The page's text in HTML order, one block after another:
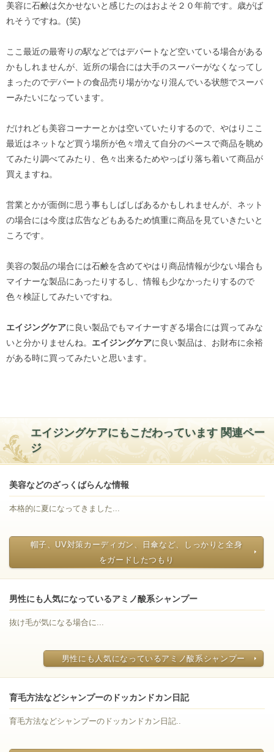
美容に石鹸は欠かせないと感じたのはおよそ２０年前です。歳がば
れそうですね。(笑)
ここ最近の最寄りの駅などではデパートなど空いている場合がある
かもしれませんが、近所の場合には大手のスーパーがなくなってし
まったのでデパートの食品売り場がかなり混んでいる状態でスーパ
ーみたいになっています。
だけれども美容コーナーとかは空いていたりするので、やはりここ
最近はネットなど買う場所が色々増えて自分のペースで商品を眺め
てみたり調べてみたり、色々出来るためやっぱり落ち着いて商品が
買えますね。
営業とかが面倒に思う事もしばしばあるかもしれませんが、ネット
の場合には今度は広告などもあるため慎重に商品を見ていきたいと
ころです。
美容の製品の場合には石鹸を含めてやはり商品情報が少ない場合も
マイナーな製品にあったりするし、情報も少なかったりするので
色々検証してみたいですね。
エイジングケアに良い製品でもマイナーすぎる場合には買ってみな
いと分かりませんね。 エイジングケアに良い製品は、お財布に余裕
がある時に買ってみたいと思います。
エイジングケアにもこだわっています 関連ペー
ジ
美容などのざっくばらんな情報
本格的に夏になってきました...
帽子、UV対策カーディガン、日傘など、しっかりと全身
をガードしたつもり
男性にも人気になっているアミノ酸系シャンプー
抜け毛が気になる場合に...
男性にも人気になっているアミノ酸系シャンプー
育毛方法などシャンプーのドッカンドカン日記
育毛方法などシャンプーのドッカンドカン日記..